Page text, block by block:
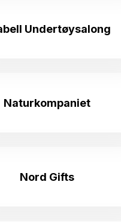
Undertøysalong
Naturkompaniet
Nord Gifts